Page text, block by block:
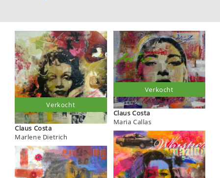
Claus Costa
Marlene Dietrich
Verkocht
Claus Costa
Maria Callas
Verkocht